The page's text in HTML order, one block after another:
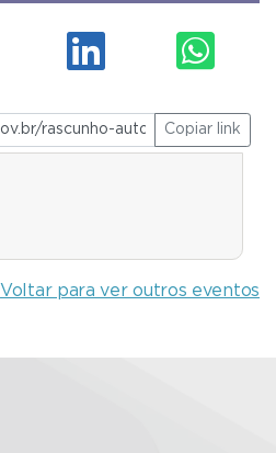
Copiar link
Voltar para ver outros eventos